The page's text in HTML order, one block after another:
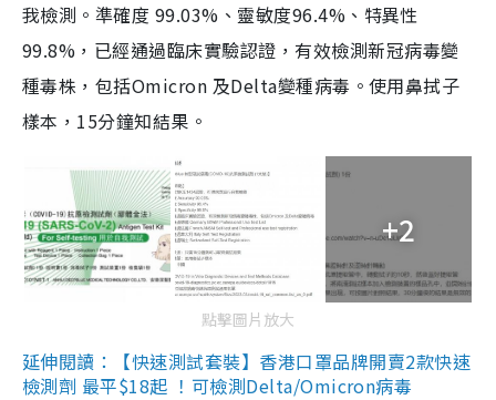
我檢測。準確度 99.03%、靈敏度96.4%、特異性
99.8%，已經通過臨床實驗認證，有效檢測新冠病毒變
種毒株，包括Omicron 及Delta變種病毒。使用鼻拭子
樣本，15分鐘知結果。
+2
點擊圖片放大
延伸閱讀：【快速測試套裝】香港口罩品牌開賣2款快速
檢測劑 最平$18起 ！可檢測Delta/Omicron病毒